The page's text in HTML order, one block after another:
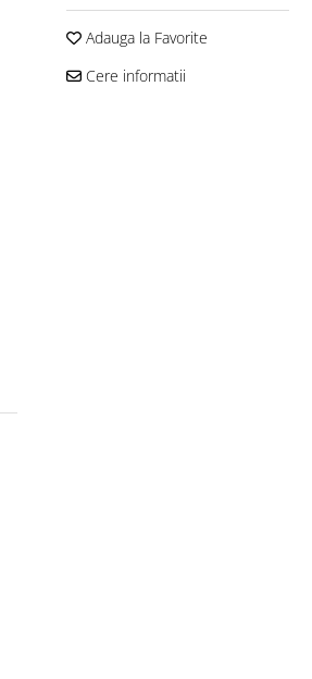
Adauga la Favorite
Cere informatii